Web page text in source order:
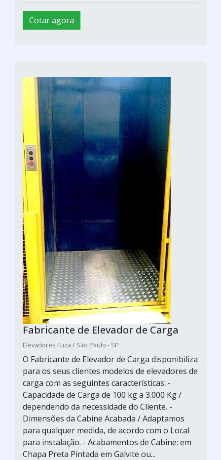
Cotar agora
Fabricante de Elevador de Carga
Elevadores Fuza / São Paulo - SP
O Fabricante de Elevador de Carga disponibiliza
para os seus clientes modelos de elevadores de
carga com as seguintes características: -
Capacidade de Carga de 100 kg a 3.000 Kg /
dependendo da necessidade do Cliente. -
Dimensões da Cabine Acabada / Adaptamos
para qualquer medida, de acordo com o Local
para instalação. - Acabamentos de Cabine: em
Chapa Preta Pintada em Galvite ou...